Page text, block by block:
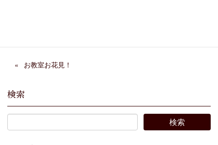
お教室お花見！
検索